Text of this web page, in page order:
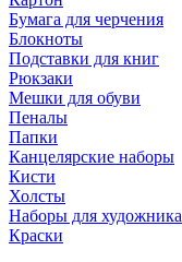
Бумага для черчения
Блокноты
Подставки для книг
Рюкзаки
Мешки для обуви
Пеналы
Папки
Канцелярские наборы
Кисти
Холсты
Наборы для художника
Краски